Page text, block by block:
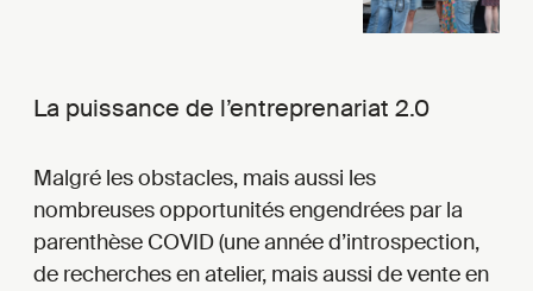
La puissance de l’entreprenariat 2.0
Malgré les obstacles, mais aussi les
nombreuses opportunités engendrées par la
parenthèse COVID (une année d’introspection,
de recherches en atelier, mais aussi de vente en